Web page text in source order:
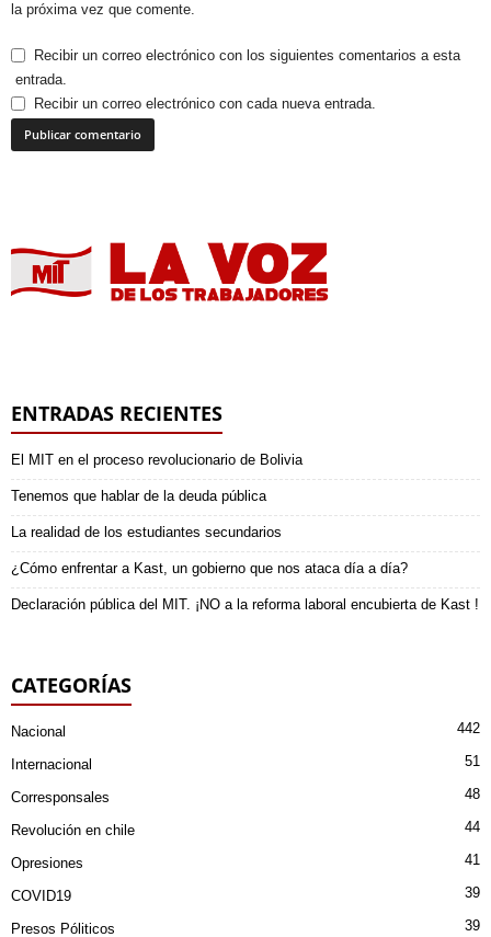
la próxima vez que comente.
Recibir un correo electrónico con los siguientes comentarios a esta
entrada.
Recibir un correo electrónico con cada nueva entrada.
ENTRADAS RECIENTES
El MIT en el proceso revolucionario de Bolivia
Tenemos que hablar de la deuda pública
La realidad de los estudiantes secundarios
¿Cómo enfrentar a Kast, un gobierno que nos ataca día a día?
Declaración pública del MIT. ¡NO a la reforma laboral encubierta de Kast !
CATEGORÍAS
Nacional 442
Internacional 51
Corresponsales 48
Revolución en chile 44
Opresiones 41
COVID19 39
Presos Póliticos 39